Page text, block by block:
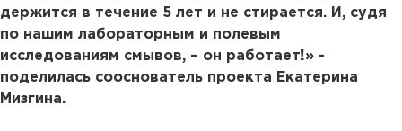
держится в течение 5 лет и не стирается. И, судя
по нашим лабораторным и полевым
исследованиям смывов, – он работает!» -
поделилась сооснователь проекта Екатерина
Мизгина.